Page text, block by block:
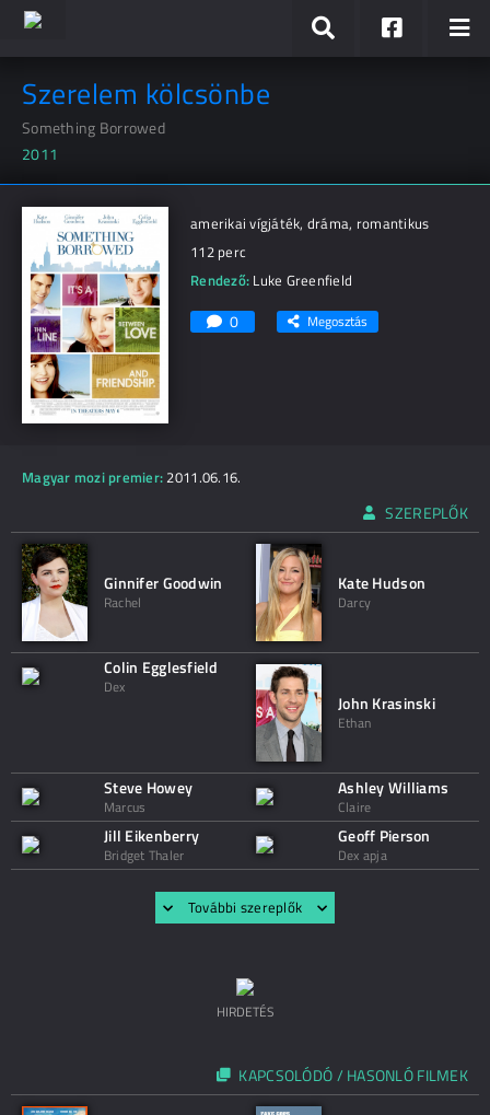
Szerelem kölcsönbe
Something Borrowed
2011
amerikai vígjáték, dráma, romantikus
112 perc
Rendező: Luke Greenfield
0 Megosztás
Magyar mozi premier: 2011.06.16.
SZEREPLŐK
Ginnifer Goodwin
Rachel
Kate Hudson
Darcy
Colin Egglesfield
Dex
John Krasinski
Ethan
Steve Howey
Marcus
Ashley Williams
Claire
Jill Eikenberry
Bridget Thaler
Geoff Pierson
Dex apja
További szereplők
HIRDETÉS
KAPCSOLÓDÓ / HASONLÓ FILMEK